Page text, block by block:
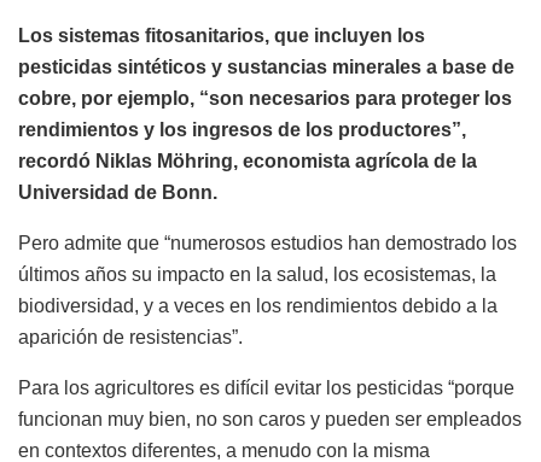
Los sistemas fitosanitarios, que incluyen los
pesticidas sintéticos y sustancias minerales a base de
cobre, por ejemplo, “son necesarios para proteger los
rendimientos y los ingresos de los productores”,
recordó Niklas Möhring, economista agrícola de la
Universidad de Bonn.
Pero admite que “numerosos estudios han demostrado los
últimos años su impacto en la salud, los ecosistemas, la
biodiversidad, y a veces en los rendimientos debido a la
aparición de resistencias”.
Para los agricultores es difícil evitar los pesticidas “porque
funcionan muy bien, no son caros y pueden ser empleados
en contextos diferentes, a menudo con la misma